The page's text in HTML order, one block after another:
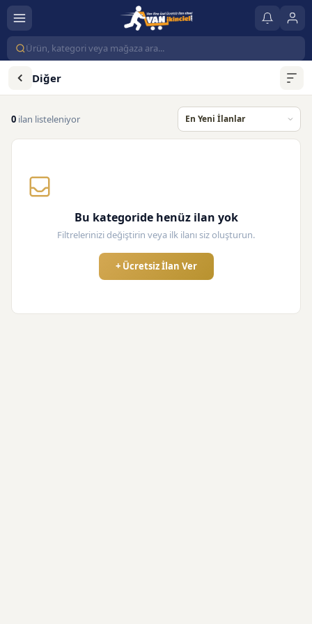
Diğer
0 ilan listeleniyor
Bu kategoride henüz ilan yok
Filtrelerinizi değiştirin veya ilk ilanı siz oluşturun.
+ Ücretsiz İlan Ver